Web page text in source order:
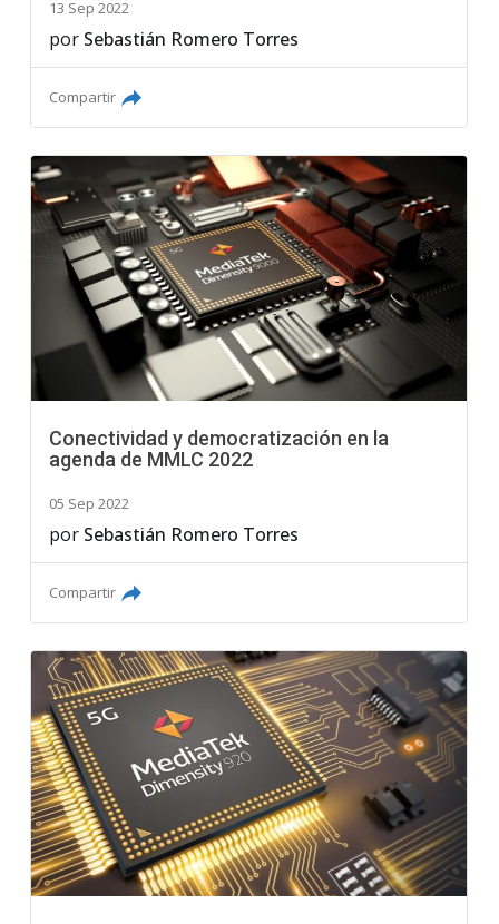
13 Sep 2022
por Sebastián Romero Torres
Compartir
Conectividad y democratización en la
agenda de MMLC 2022
05 Sep 2022
por Sebastián Romero Torres
Compartir